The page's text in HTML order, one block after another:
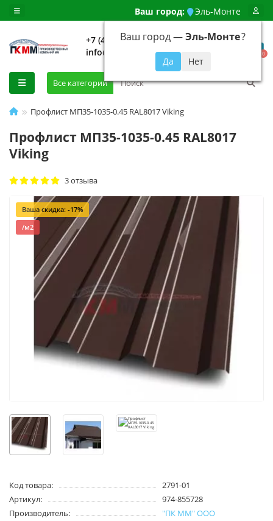
Ваш город: Эль-Монте
Ваш город —Эль-Монте?
+7 (499) 648-92-94
info@evroshtaketnikmoskva.ru
0
Все категории
Профлист МП35-1035-0.45 RAL8017 Viking
Профлист МП35-1035-0.45 RAL8017
Viking
3 отзыва
Ваша скидка: -17%
/м2
Код товара:
2791-01
Артикул:
974-855728
Производитель:
"ПК ММ" ООО